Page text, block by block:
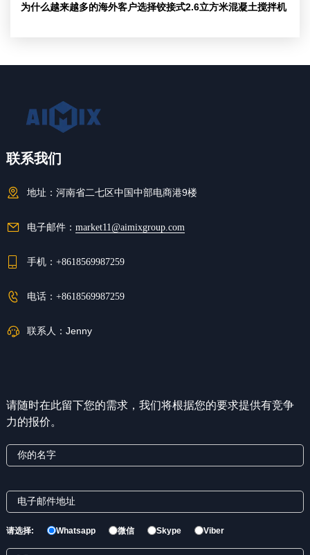
为什么越来越多的海外客户选择铰接式2.6立方米混凝土搅拌机
联系我们
地址： 河南省二七区中国中部电商港9楼
电子邮件： market11@aimixgroup.com
手机： +8618569987259
电话： +8618569987259
联系人： Jenny
请随时在此留下您的需求，我们将根据您的要求提供有竞争
力的报价。
请选择: Whatsapp 微信 Skype Viber